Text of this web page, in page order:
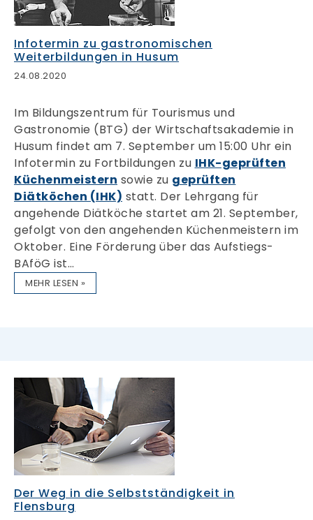
Infotermin zu gastronomischen
Weiterbildungen in Husum
24.08.2020
Im Bildungszentrum für Tourismus und
Gastronomie (BTG) der Wirtschaftsakademie in
Husum findet am 7. September um 15:00 Uhr ein
Infotermin zu Fortbildungen zu IHK-geprüften
Küchenmeistern sowie zu geprüften
Diätköchen (IHK) statt. Der Lehrgang für
angehende Diätköche startet am 21. September,
gefolgt von den angehenden Küchenmeistern im
Oktober. Eine Förderung über das Aufstiegs-
BAföG ist…
MEHR LESEN »
Der Weg in die Selbstständigkeit in
Flensburg